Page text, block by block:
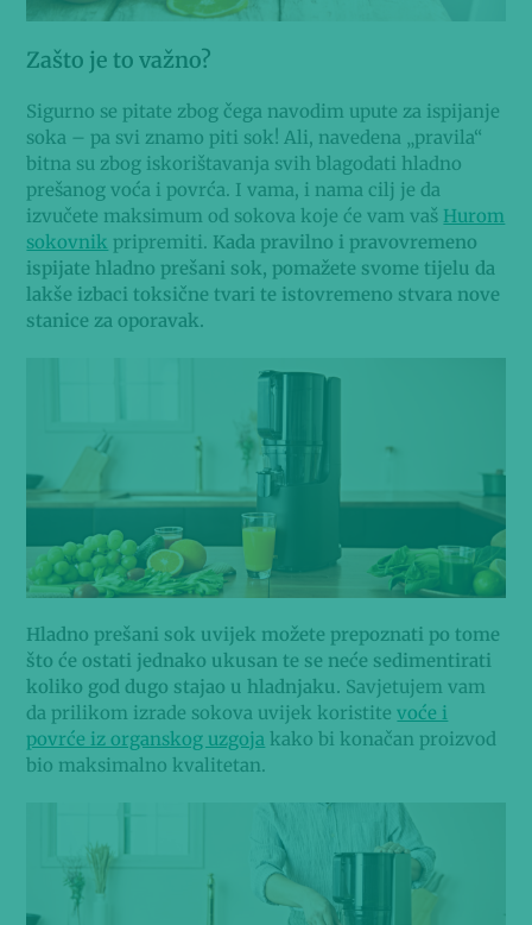
Zašto je to važno?
Sigurno se pitate zbog čega navodim upute za ispijanje
soka – pa svi znamo piti sok! Ali, navedena „pravila“
bitna su zbog iskorištavanja svih blagodati hladno
prešanog voća i povrća. I vama, i nama cilj je da
izvučete maksimum od sokova koje će vam vaš Hurom
sokovnik pripremiti. Kada pravilno i pravovremeno
ispijate hladno prešani sok, pomažete svome tijelu da
lakše izbaci toksične tvari te istovremeno stvara nove
stanice za oporavak.
Hladno prešani sok uvijek možete prepoznati po tome
što će ostati jednako ukusan te se neće sedimentirati
koliko god dugo stajao u hladnjaku. Savjetujem vam
da prilikom izrade sokova uvijek koristitevoće i
povrće iz organskog uzgoja kako bi konačan proizvod
bio maksimalno kvalitetan.